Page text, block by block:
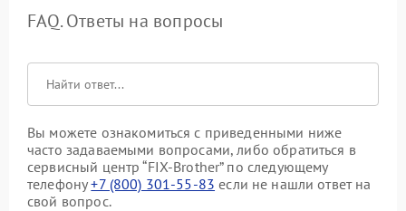
FAQ. Ответы на вопросы
Вы можете ознакомиться с приведенными ниже
часто задаваемыми вопросами, либо обратиться в
сервисный центр “FIX-Brother” по следующему
телефону+7 (800) 301-55-83 если не нашли ответ на
свой вопрос.